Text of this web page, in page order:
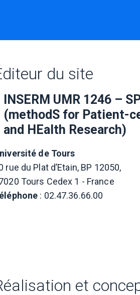
du site
INSERM UMR 1246 –
(methodS for Patient-
and HEalth Research)
de Tours
rue du Plat d’Etain, BP 12050,
Tours Cedex 1 - France
: 02.47.36.66.00
et